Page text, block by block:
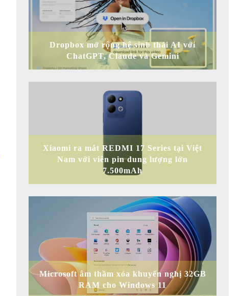
Dropbox mở rộng hệ sinh thái AI với
ChatGPT, Claude và Gemini
Xiaomi ra mắt REDMI 17 Series tại Việt
Nam với viên pin dung lượng lớn
7.500mAh
Microsoft âm thầm xóa khuyến nghị 32GB
RAM cho Windows 11